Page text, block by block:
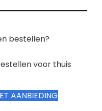
bestellen?
voor thuis
AANBIEDING